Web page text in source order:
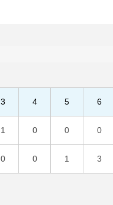
3 4 5 6
1 0 0 0
0 0 1 3